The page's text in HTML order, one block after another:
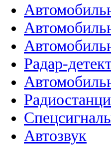
Радар-
Автозвук